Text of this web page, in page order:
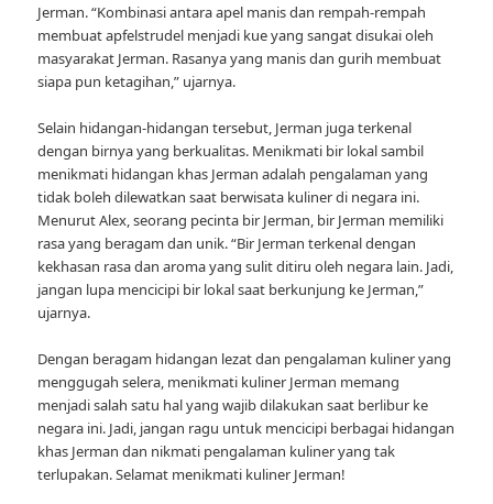
Jerman. “Kombinasi antara apel manis dan rempah-rempah
membuat apfelstrudel menjadi kue yang sangat disukai oleh
masyarakat Jerman. Rasanya yang manis dan gurih membuat
siapa pun ketagihan,” ujarnya.
Selain hidangan-hidangan tersebut, Jerman juga terkenal
dengan birnya yang berkualitas. Menikmati bir lokal sambil
menikmati hidangan khas Jerman adalah pengalaman yang
tidak boleh dilewatkan saat berwisata kuliner di negara ini.
Menurut Alex, seorang pecinta bir Jerman, bir Jerman memiliki
rasa yang beragam dan unik. “Bir Jerman terkenal dengan
kekhasan rasa dan aroma yang sulit ditiru oleh negara lain. Jadi,
jangan lupa mencicipi bir lokal saat berkunjung ke Jerman,”
ujarnya.
Dengan beragam hidangan lezat dan pengalaman kuliner yang
menggugah selera, menikmati kuliner Jerman memang
menjadi salah satu hal yang wajib dilakukan saat berlibur ke
negara ini. Jadi, jangan ragu untuk mencicipi berbagai hidangan
khas Jerman dan nikmati pengalaman kuliner yang tak
terlupakan. Selamat menikmati kuliner Jerman!